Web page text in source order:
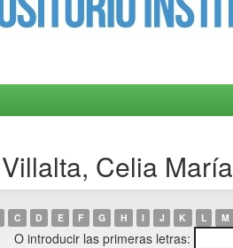
Celia María
C D E F G H I J K L M
O introducir las primeras letras: